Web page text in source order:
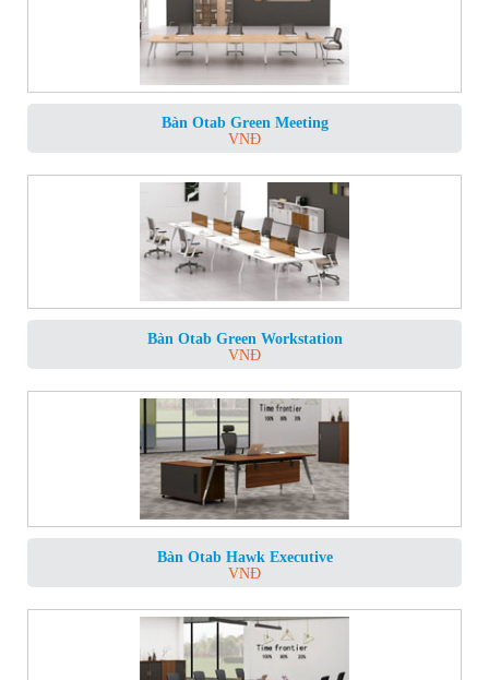
Bàn Otab Green Meeting
VNĐ
Bàn Otab Green Workstation
VNĐ
Bàn Otab Hawk Executive
VNĐ